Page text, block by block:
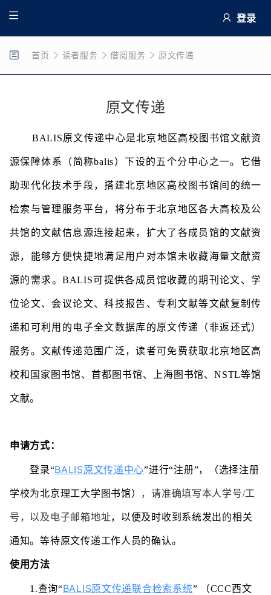
登录
首页 读者服务 借阅服务 原文传递
原文传递
BALIS原文传递中心是北京地区高校图书馆文献资
源保障体系（简称balis）下设的五个分中心之一。它借
助现代化技术手段，搭建北京地区高校图书馆间的统一
检索与管理服务平台，将分布于北京地区各大高校及公
共馆的文献信息源连接起来，扩大了各成员馆的文献资
源，能够方便快捷地满足用户对本馆未收藏海量文献资
源的需求。BALIS可提供各成员馆收藏的期刊论文、学
位论文、会议论文、科技报告、专利文献等文献复制传
递和可利用的电子全文数据库的原文传递（非返还式）
服务。文献传递范围广泛，读者可免费获取北京地区高
校和国家图书馆、首都图书馆、上海图书馆、NSTL等馆
文献。
申请方式：
登录“BALIS原文传递中心”进行“注册”，（选择注册
学校为北京理工大学图书馆） ，请准确填写本人学号/工
号，以及电子邮箱地址，以便及时收到系统发出的相关
通知。等待原文传递工作人员的确认。
使用方法
1.查询“BALIS原文传递联合检索系统” （CCC西文